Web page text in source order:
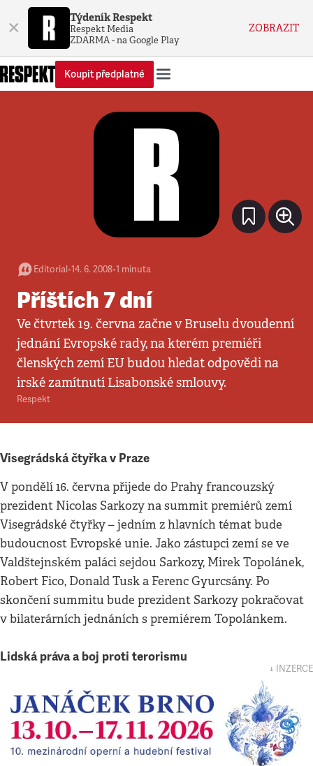
× Týdeník Respekt
Respekt Media
ZDARMA - na Google Play
ZOBRAZIT
Koupit předplatné
Editorial •14. 6. 2008•1 minuta
Příštích 7 dní
Ve čtvrtek 19. června začne v Bruselu dvoudenní
jednání Evropské rady, na kterém premiéři
členských zemí EU budou hledat odpovědi na
irské zamítnutí Lisabonské smlouvy.
Respekt
Visegrádská čtyřka v Praze
V pondělí 16. června přijede do Prahy francouzský
prezident Nicolas Sarkozy na summit premiérů zemí
Visegrádské čtyřky – jedním z hlavních témat bude
budoucnost Evropské unie. Jako zástupci zemí se ve
Valdštejnském paláci sejdou Sarkozy, Mirek Topolánek,
Robert Fico, Donald Tusk a Ferenc Gyurcsány. Po
skončení summitu bude prezident Sarkozy pokračovat
v bilaterárních jednáních s premiérem Topolánkem.
Lidská práva a boj proti terorismu
↓ INZERCE